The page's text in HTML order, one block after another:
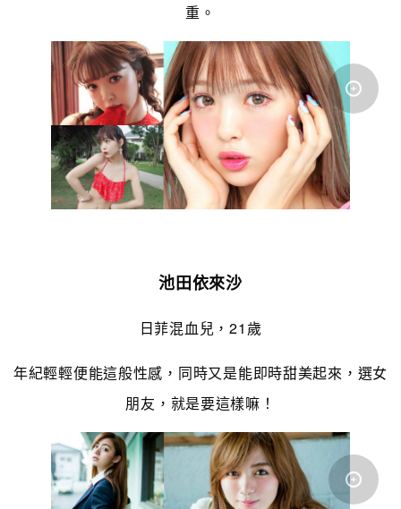
重。
池田依來沙
日菲混血兒，21歲
年紀輕輕便能這般性感，同時又是能即時甜美起來，選女
朋友，就是要這樣嘛！